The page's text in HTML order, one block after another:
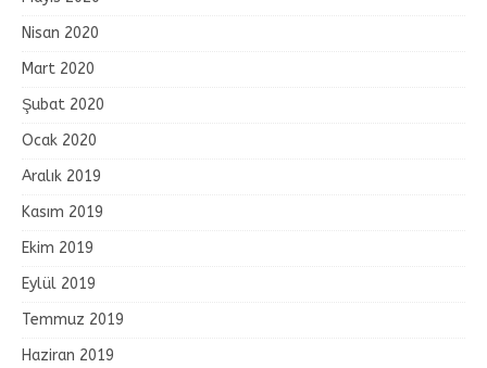
Nisan 2020
Mart 2020
Şubat 2020
Ocak 2020
Aralık 2019
Kasım 2019
Ekim 2019
Eylül 2019
Temmuz 2019
Haziran 2019